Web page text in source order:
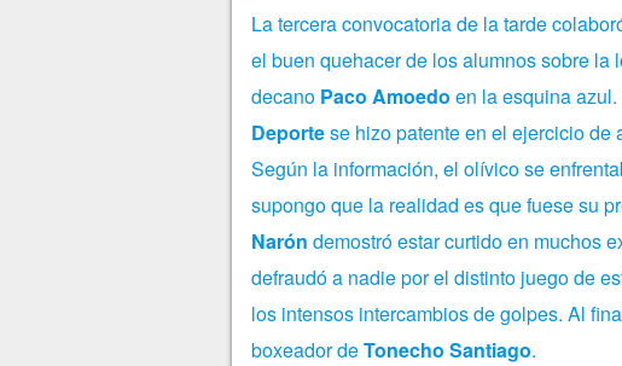
La tercera convocatoria de la tarde
el buen quehacer de los alumnos sobre
decano Paco Amoedo en la esquina
Deportese hizo patente en el ejercicio de
Según la información, el olívico se
supongo que la realidad es que fuese su
Narón demostró estar curtido en muchos
defraudó a nadie por el distinto juego de
los intensos intercambios de golpes. Al
boxeador deTonecho Santiago.